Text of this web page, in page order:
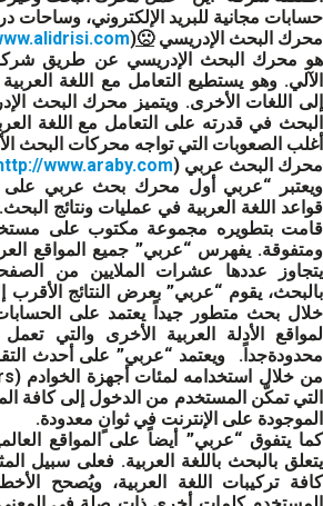
حسابات مجانية للبريد الإلكتروني، وساحات
محرك البحث الإدريسي 🙁
(
هو محرك البحث الإدريسي عن طريق
الآلي. وهو يستطيع التعامل مع اللغة
إلى اللغات الأخرى. ويتميز محرك البحث
البحث في قدرته على التعامل مع اللغة
أغلب الصعوبات التي تواجه محركات البحث
محرك البحث عربي (
www.araby.com
ويعتبر “عربي أول محرك بحث عربي على
قواعد اللغة العربية في عمليات ونتائج
قامت بتطويره مجموعة مكتوب على
ومتفوقة. يفهرس “عربي” جميع المواقع
يتجاوز عددها عشرات الملايين من
بالبحث، يقوم “عربي” بعرض النتائج
خلال بحث متطور جيداً يعتمد على الحسابات
لمواقع الأدلة العربية الأخرى والتي
محدودةجداً. ويعتمد “عربي” على أحدث
التي تمكّن المستخدم من الدخول إلى كافة
الموجودة على الإنترنت في ثوانٍ معدودة.
كما يتفوق “عربي” أيضاً على المواقع
يتعلق بالبحث باللغة العربية. فعلى سبيل
كافة تركيبات اللغة العربية، ويُصحح